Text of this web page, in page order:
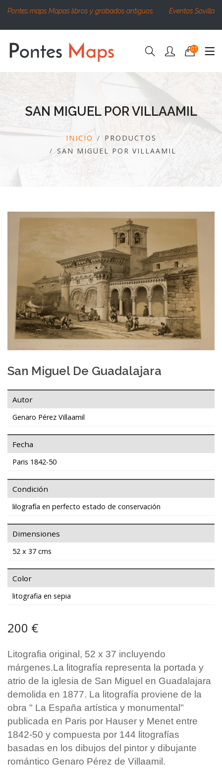
Pontes maps Mapas libros y grabados antiguos. Eventos Sovilla
01
SAN MIGUEL POR VILLAAMIL
INICIO
PRODUCTOS
SAN MIGUEL POR VILLAAMIL
San Miguel De Guadalajara
Autor
Genaro Pérez Villaamil
Fecha
Paris 1842-50
Condición
lilografía en perfecto estado de conservación
Dimensiones
52 x 37 cms
Color
litografia en sepia
200 €
Litografia original, 52 x 37 incluyendo
márgenes.La litografía representa la portada y
atrio de la iglesia de San Miguel en Guadalajara
demolida en 1877. La litografía proviene de la
obra " La España artística y monumental"
publicada en Paris por Hauser y Menet entre
1842-50 y compuesta por 144 litografías
basadas en los dibujos del pintor y dibujante
romántico Genaro Pérez de Villaamil.